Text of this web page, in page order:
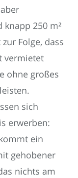
250 m²
Folge, dass
vermietet
ohne großes
sich
erwerben:
ein
gehobener
nichts am